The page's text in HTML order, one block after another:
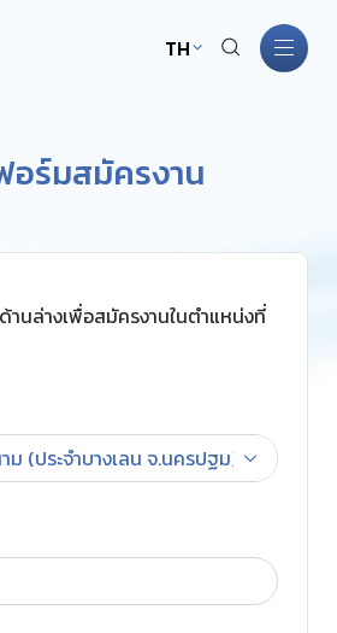
TH
ร์มสมัครงาน
นล่างเพื่อสมัครงานในตำแหน่งที่
(ประจำบางเลน จ.นครปฐม)